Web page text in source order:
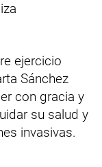
ejercicio
Sánchez
con gracia y
su salud y
invasivas.